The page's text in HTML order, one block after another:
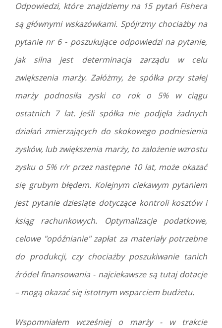
Odpowiedzi, które znajdziemy na 15 pytań Fishera
są głównymi wskazówkami. Spójrzmy chociażby na
pytanie nr 6 - poszukujące odpowiedzi na pytanie,
jak silna jest determinacja zarządu w celu
zwiększenia marży. Załóżmy, że spółka przy stałej
marży podnosiła zyski co rok o 5% w ciągu
ostatnich 7 lat. Jeśli spółka nie podjęła żadnych
działań zmierzających do skokowego podniesienia
zysków, lub zwiększenia marży, to założenie wzrostu
zysku o 5% r/r przez następne 10 lat, może okazać
się grubym błędem. Kolejnym ciekawym pytaniem
jest pytanie dziesiąte dotyczące kontroli kosztów i
ksiąg rachunkowych. Optymalizacje podatkowe,
celowe "opóźnianie" zapłat za materiały potrzebne
do produkcji, czy chociażby poszukiwanie tanich
źródeł finansowania - najciekawsze są tutaj dotacje
– mogą okazać się istotnym wsparciem budżetu.
Wspomniałem wcześniej o marży - w trakcie